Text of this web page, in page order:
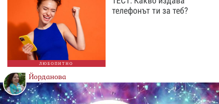
ЛЮБОПИТНО
телефонът ти за теб?
Йорданова